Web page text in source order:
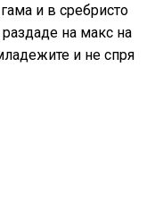
и в сребристо
на макс на
и не спря